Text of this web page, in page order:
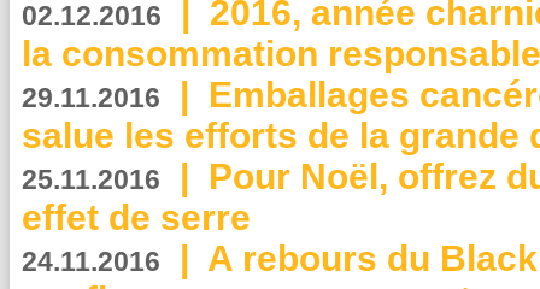
02.12.2016 | 2016, année
la consommation
29.11.2016 | Emballages
salue les efforts de la grande
25.11.2016 | Pour Noël, offrez
effet de serre
24.11.2016 | A rebours du